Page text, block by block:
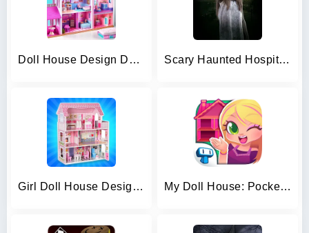
Doll House Design Doll Games Scary Haunted Hospital Morgue
Girl Doll House Design & Clean My Doll House: Pocket Dream